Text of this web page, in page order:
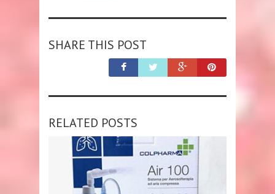
SHARE THIS POST
RELATED POSTS